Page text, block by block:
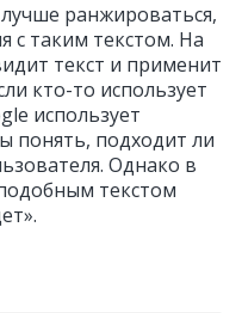
ранжироваться,
с таким текстом. На
текст и применит
кто-то использует
использует
понять, подходит ли
Однако в
текстом